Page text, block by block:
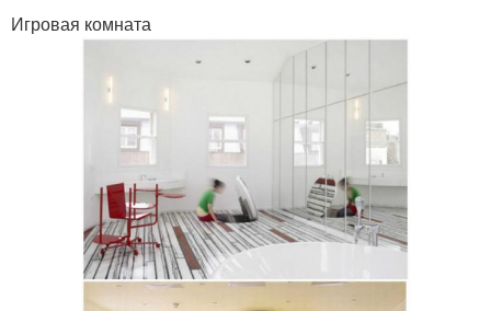
Игровая комната